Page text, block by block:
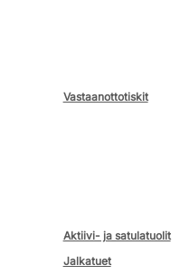
Vastaanottotiskit
Aktiivi- ja satulatuolit
Jalkatuet